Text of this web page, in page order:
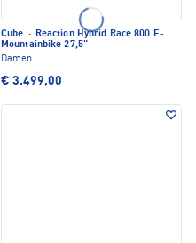
Cube · Reaction Hybrid Race 800 E-
Mountainbike 27,5"
Damen
€ 3.499,00